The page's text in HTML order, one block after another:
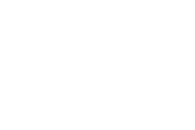
দিলেন সাচিং প্রু জেরী